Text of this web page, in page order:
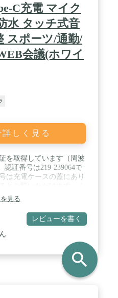
す。 / 地球と、あなた
は、あなたが自分の
するプライバシー保護機
への負荷を最小限に抑え
素材を使用。誰もが
るようにする機能も内蔵
の保証付き — すべての
間のハードウェア製品限
C充電 マイク
水 タッチ式音
スポーツ/通勤/
会議(ホワイ
しく見る
を取得しています（周波
認証番号は219-239064で
は充電ケースの蓋にあり
実な音質：このワイヤレ
5.3技術とアンテナ
範囲で高速かつ安定
蔵の高音質オーディオチ
、鮮明な高音と適度な低
実現します。また、ENC
技術により、通話中の環
、クリアなBluetoothイヤ
す。これらの特長によ
体験を得ることができま
見る
レビューを書く
search